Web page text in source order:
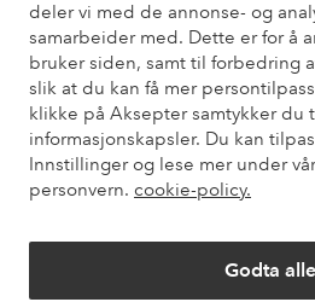
deler vi med de annonse- og
samarbeider med. Dette er for å
bruker siden, samt til forbedring
slik at du kan få mer
klikke på Aksepter samtykker du
informasjonskapsler. Du kan
Innstillinger og lese mer under
personvern. cookie-policy.
Godta alle
Sikre
Vil du vite mer om våre
elpy